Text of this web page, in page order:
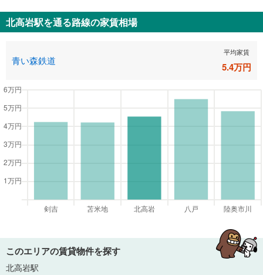
北高岩駅を通る路線の家賃相場
青い森鉄道
平均家賃
5.4万円
このエリアの賃貸物件を探す
北高岩駅